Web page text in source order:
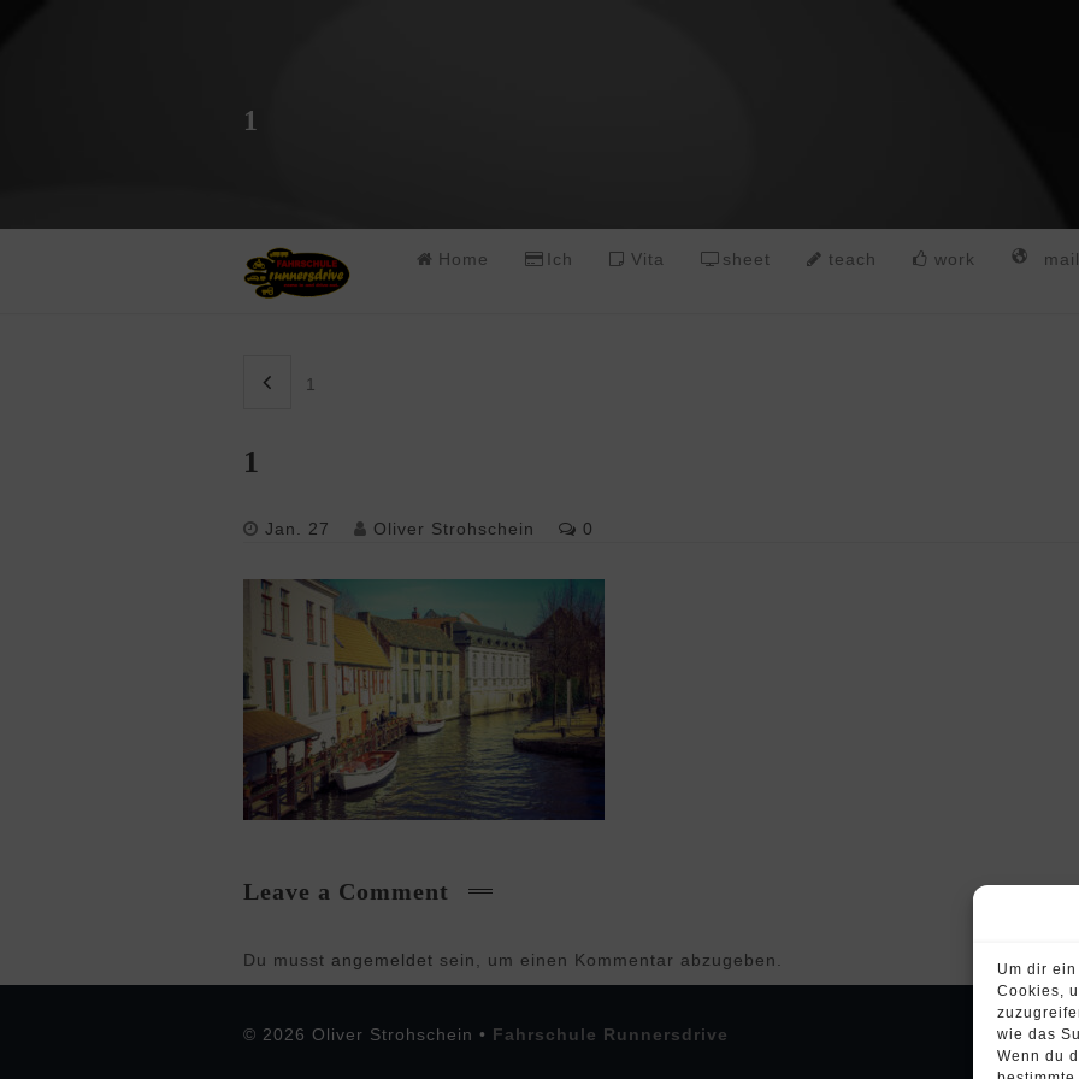
Um dir
Cookies,
wie das
Wenn du
1
Home Ich Vita sheet teach work mail
1
1
Jan. 27 Oliver Strohschein 0
Leave a Comment
Du musst angemeldet sein, um einen Kommentar abzugeben.
© 2026 Oliver Strohschein • Fahrschule Runnersdrive